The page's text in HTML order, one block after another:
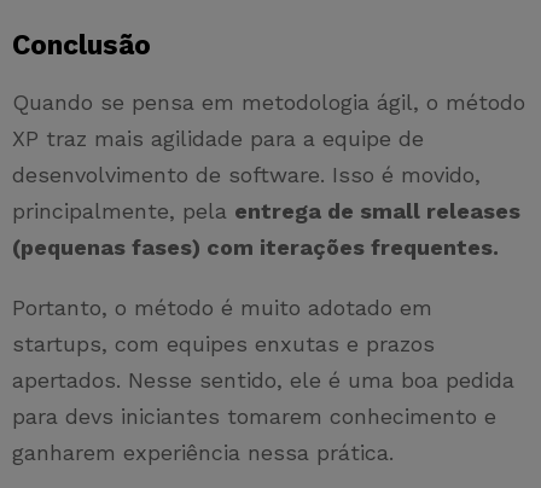
Conclusão
Quando se pensa em metodologia ágil, o método
XP traz mais agilidade para a equipe de
desenvolvimento de software. Isso é movido,
principalmente, pela entrega de small releases
(pequenas fases) com iterações frequentes.
Portanto, o método é muito adotado em
startups, com equipes enxutas e prazos
apertados. Nesse sentido, ele é uma boa pedida
para devs iniciantes tomarem conhecimento e
ganharem experiência nessa prática.